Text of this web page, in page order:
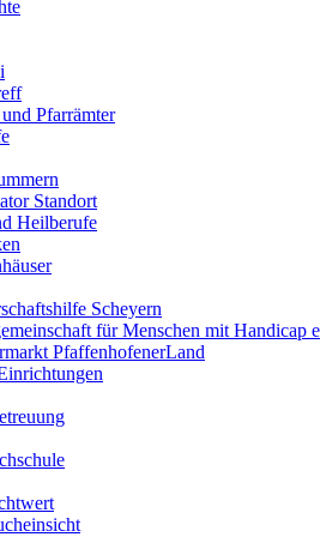
Pfarrämter
Standort
Heilberufe
Scheyern
für Menschen mit Handicap
PfaffenhofenerLand